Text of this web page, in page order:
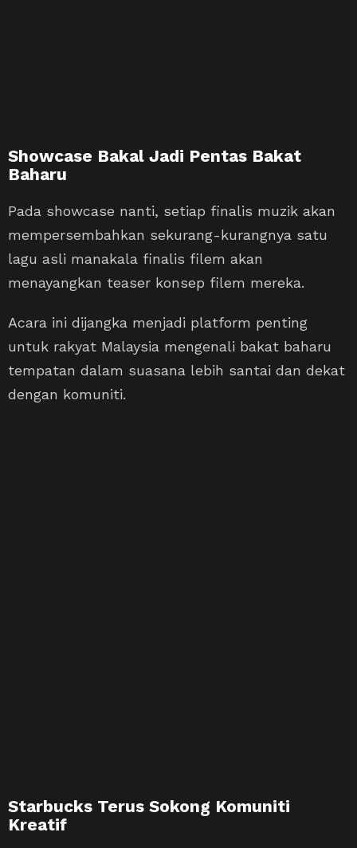
Showcase Bakal Jadi Pentas Bakat
Baharu
Pada showcase nanti, setiap finalis muzik akan
mempersembahkan sekurang-kurangnya satu
lagu asli manakala finalis filem akan
menayangkan teaser konsep filem mereka.
Acara ini dijangka menjadi platform penting
untuk rakyat Malaysia mengenali bakat baharu
tempatan dalam suasana lebih santai dan dekat
dengan komuniti.
Starbucks Terus Sokong Komuniti
Kreatif